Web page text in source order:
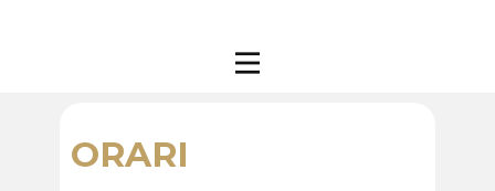
ORARI